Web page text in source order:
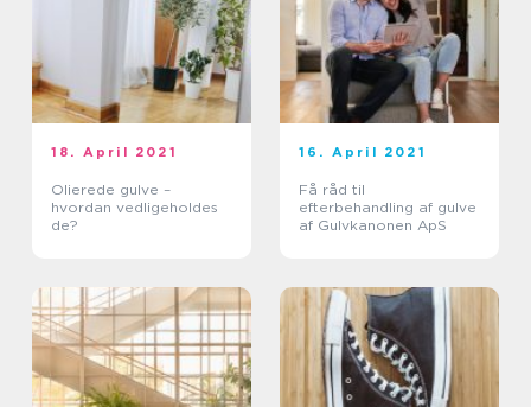
18. April 2021
Olierede gulve –
hvordan vedligeholdes
de?
16. April 2021
Få råd til
efterbehandling af gulve
af Gulvkanonen ApS